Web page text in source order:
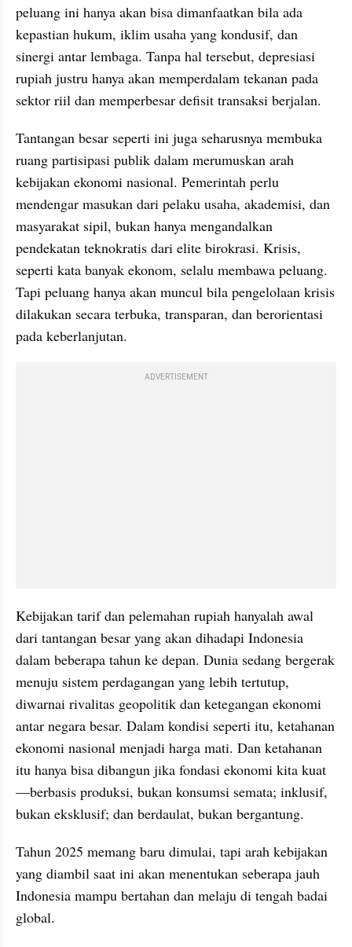
peluang ini hanya akan bisa dimanfaatkan bila ada
kepastian hukum, iklim usaha yang kondusif, dan
sinergi antar lembaga. Tanpa hal tersebut, depresiasi
rupiah justru hanya akan memperdalam tekanan pada
sektor riil dan memperbesar defisit transaksi berjalan.
Tantangan besar seperti ini juga seharusnya membuka
ruang partisipasi publik dalam merumuskan arah
kebijakan ekonomi nasional. Pemerintah perlu
mendengar masukan dari pelaku usaha, akademisi, dan
masyarakat sipil, bukan hanya mengandalkan
pendekatan teknokratis dari elite birokrasi. Krisis,
seperti kata banyak ekonom, selalu membawa peluang.
Tapi peluang hanya akan muncul bila pengelolaan krisis
dilakukan secara terbuka, transparan, dan berorientasi
pada keberlanjutan.
ADVERTISEMENT
Kebijakan tarif dan pelemahan rupiah hanyalah awal
dari tantangan besar yang akan dihadapi Indonesia
dalam beberapa tahun ke depan. Dunia sedang bergerak
menuju sistem perdagangan yang lebih tertutup,
diwarnai rivalitas geopolitik dan ketegangan ekonomi
antar negara besar. Dalam kondisi seperti itu, ketahanan
ekonomi nasional menjadi harga mati. Dan ketahanan
itu hanya bisa dibangun jika fondasi ekonomi kita kuat
—berbasis produksi, bukan konsumsi semata; inklusif,
bukan eksklusif; dan berdaulat, bukan bergantung.
Tahun 2025 memang baru dimulai, tapi arah kebijakan
yang diambil saat ini akan menentukan seberapa jauh
Indonesia mampu bertahan dan melaju di tengah badai
global.